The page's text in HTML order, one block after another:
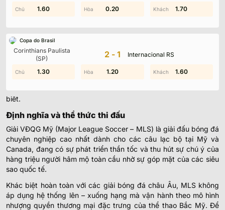
1.30 1.20 1.30
1.60 0.20 1.70
Copa do Brasil
Corinthians Paulista
(SP)
2-1 Internacional RS
0.40 1.60 0.90
1.30 1.20 1.60
tuần. Bạn đang tìm kiếm một địa chỉ uy tín để theo dõi diễn biến
VĐQG Mỹ (MLS) – Giải đấu hấp dẫn bậc nhất xứ
cờ hoa
Khác biệt hoàn toàn với Ngoại hạng Anh hay Champions
biết.
Định nghĩa và thể thức thi đấu
Giải VĐQG Mỹ (Major League Soccer – MLS) là giải đấu bóng đá
chuyên nghiệp cao nhất dành cho các câu lạc bộ tại Mỹ và
Canada, đang có sự phát triển thần tốc và thu hút sự chú ý của
hàng triệu người hâm mộ toàn cầu nhờ sự góp mặt của các siêu
sao quốc tế.
Khác biệt hoàn toàn với các giải bóng đá châu Âu, MLS không
áp dụng hệ thống lên – xuống hạng mà vận hành theo mô hình
nhượng quyền thương mại đặc trưng của thể thao Bắc Mỹ. Để